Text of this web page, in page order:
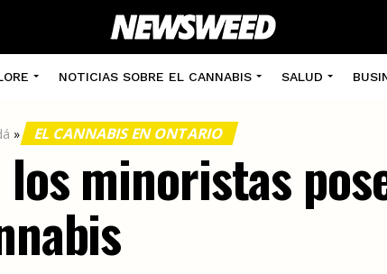
NOTICIAS SOBRE EL CANNABIS SALUD
» EL CANNABIS EN ONTARIO
minoristas